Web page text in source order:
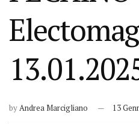
byAndrea Marcigliano 13